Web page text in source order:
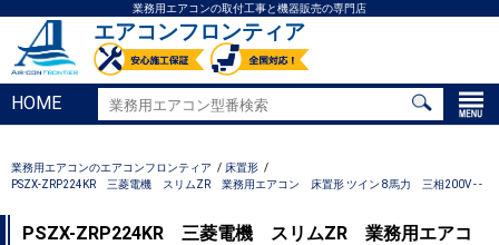
業務用エアコンの取付工事と機器販売の専門店
エアコンフロンティア
HOME
業務用エアコンのエアコンフロンティア
床置形
PSZX-ZRP224KR 三菱電機 スリムZR 業務用エアコン 床置形 ツイン 8馬力 三相200V - -
PSZX-ZRP224KR 三菱電機 スリムZR 業務用エアコ